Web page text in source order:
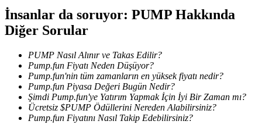
BTR Kilitleme
BTR sahiplerine özel yatırımlar
İnsanlar da soruyor: PUMP Hakkında
Diğer Sorular
PUMP Nasıl Alınır ve Takas Edilir?
Pump.fun Fiyatı Neden Düşüyor?
Pump.fun'nin tüm zamanların en yüksek fiyatı nedir?
Pump.fun Piyasa Değeri Bugün Nedir?
Şimdi Pump.fun'ye Yatırım Yapmak İçin İyi Bir Zaman mı?
Ücretsiz $PUMP Ödüllerini Nereden Alabilirsiniz?
Pump.fun Fiyatını Nasıl Takip Edebilirsiniz?